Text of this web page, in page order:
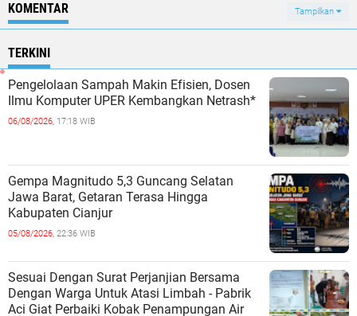
KOMENTAR Tampilkan
TERKINI
Pengelolaan Sampah Makin Efisien, Dosen
Ilmu Komputer UPER Kembangkan Netrash*
06/08/2026, 17:18 WIB
Gempa Magnitudo 5,3 Guncang Selatan
Jawa Barat, Getaran Terasa Hingga
Kabupaten Cianjur
05/08/2026, 22:36 WIB
Sesuai Dengan Surat Perjanjian Bersama
Dengan Warga Untuk Atasi Limbah - Pabrik
Aci Giat Perbaiki Kobak Penampungan Air